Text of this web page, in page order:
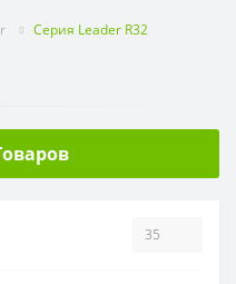
Серия Leader R32